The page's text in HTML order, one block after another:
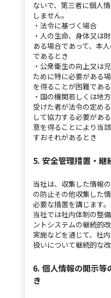
ないで、第三者に個人
しません。
・法令に基づく場合
・人の生命、身体又は
ある場合であって、本
であるとき
・公衆衛生の向上又は
ために特に必要がある
を得ることが困難であ
・国の機関若しくは地
受けた者が法令の定め
して協力する必要があ
意を得ることにより当
すおそれがあるとき
5. 安全管理措置・継
当社は、収集した情報
の防止その他収集した
必要な措置を講じます。
当社では社内体制の整
ントシステムの継続的
実施などを通じて、社
扱いについて継続的な改
6. 個人情報の開示等
き